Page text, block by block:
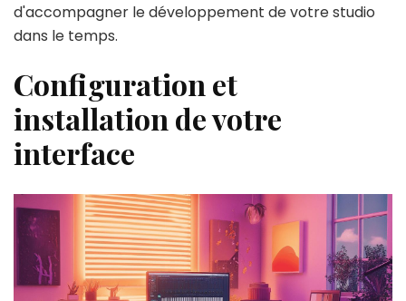
d'accompagner le développement de votre studio
dans le temps.
Configuration et
installation de votre
interface